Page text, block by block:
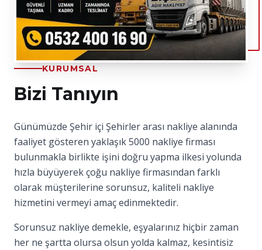
KURUMSAL
Bizi Tanıyın
Günümüzde Şehir içi Şehirler arası nakliye alanında
faaliyet gösteren yaklaşık 5000 nakliye firması
bulunmakla birlikte işini doğru yapma ilkesi yolunda
hızla büyüyerek çoğu nakliye firmasından farklı
olarak müşterilerine sorunsuz, kaliteli nakliye
hizmetini vermeyi amaç edinmektedir.
Sorunsuz nakliye demekle, eşyalarınız hiçbir zaman
her ne şartta olursa olsun yolda kalmaz, kesintisiz